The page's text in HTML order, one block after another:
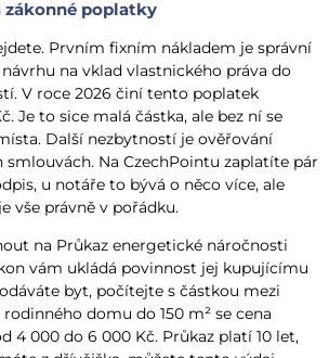
poplatky
Prvním fixním nákladem je správní
na vklad vlastnického práva do
V roce 2026 činí tento poplatek
Je to sice malá částka, ale bez ní se
Další nezbytností je ověřování
smlouvách. Na CzechPointu zaplatíte pár
u notáře to bývá o něco více, ale
vše právně v pořádku.
na Průkaz energetické náročnosti
vám ukládá povinnost jej kupujícímu
byt, počítejte s částkou mezi
domu do 150 m² se cena
4 000 do 6 000 Kč. Průkaz platí 10 let,